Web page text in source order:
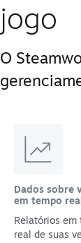
jogo
O
Dados sobre
em tempo
Relatórios em
real de suas